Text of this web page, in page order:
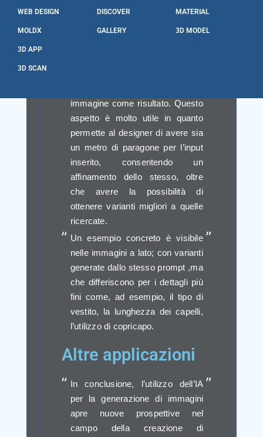
nella molteplicità delle scelte a
disposizione. L’IA infatti, in base
immagine come risultato. Questo
aspetto è molto utile in quanto
permette al designer di avere sia
un metro di paragone per l’input
inserito, consentendo un
affinamento dello stesso, oltre
che avere la possibilità di
ottenere varianti migliori a quelle
ricercate.
Un esempio concreto è visibile
nelle immagini a lato; con varianti
generate dallo stesso prompt ,ma
che differiscono per i dettagli più
fini come, ad esempio, il tipo di
vestito, la lunghezza dei capelli,
l’utilizzo di copricapo.
Altre applicazioni
In conclusione, l’utilizzo dell’IA
per la generazione di immagini
apre nuove prospettive nel
campo della creazione di
WEB DESIGN
MOLDX
3D APP
3D SCAN
DISCOVER
GALLERY
MATERIAL
3D MODEL